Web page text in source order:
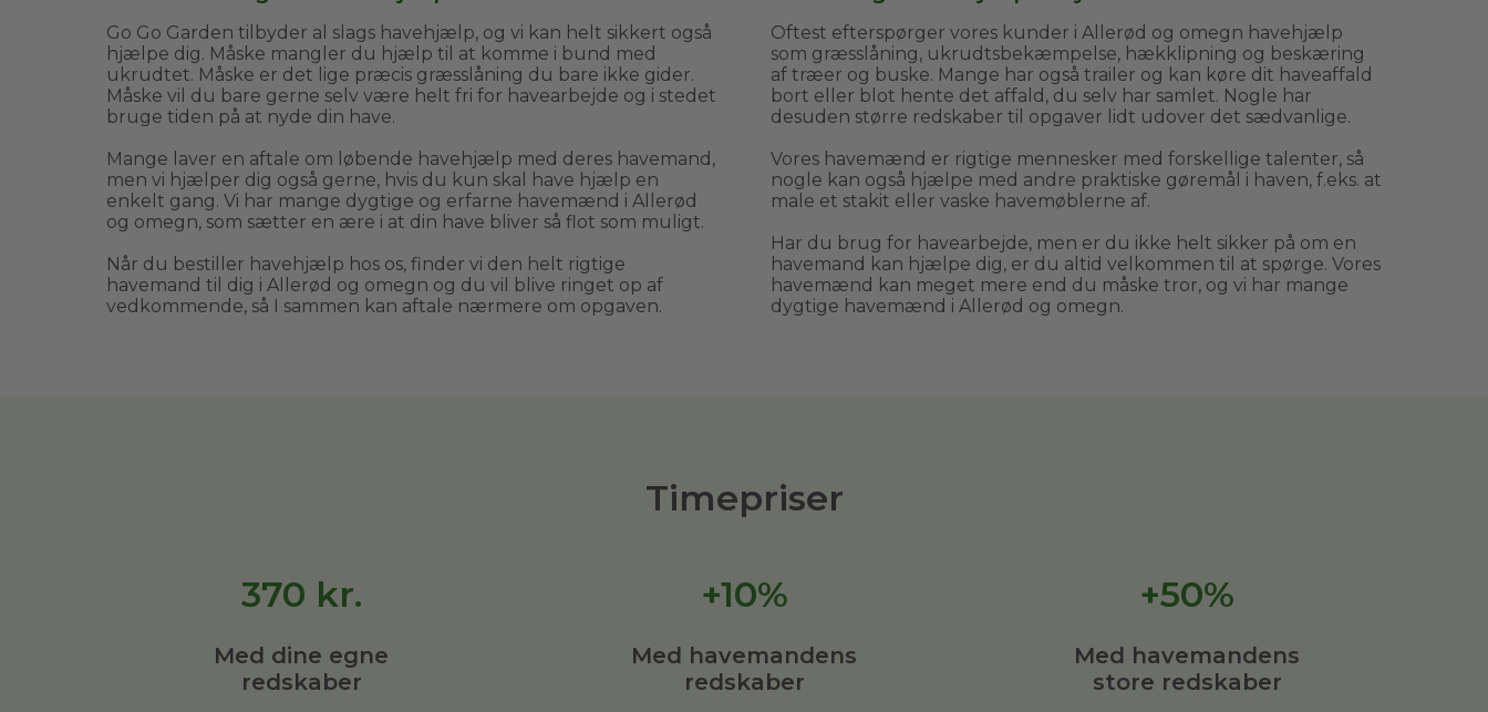
Go Go Garden tilbyder al slags havehjælp, og vi kan helt sikkert også
hjælpe dig. Måske mangler du hjælp til at komme i bund med
ukrudtet. Måske er det lige præcis græsslåning du bare ikke gider.
Måske vil du bare gerne selv være helt fri for havearbejde og i stedet
bruge tiden på at nyde din have.
Mange laver en aftale om løbende havehjælp med deres havemand,
men vi hjælper dig også gerne, hvis du kun skal have hjælp en
enkelt gang. Vi har mange dygtige og erfarne havemænd i Allerød
og omegn, som sætter en ære i at din have bliver så flot som muligt.
Når du bestiller havehjælp hos os, finder vi den helt rigtige
havemand til dig i Allerød og omegn og du vil blive ringet op af
vedkommende, så I sammen kan aftale nærmere om opgaven.
Oftest efterspørger vores kunder i Allerød og omegn havehjælp
som græsslåning, ukrudtsbekæmpelse, hækklipning og beskæring
af træer og buske. Mange har også trailer og kan køre dit haveaffald
bort eller blot hente det affald, du selv har samlet. Nogle har
desuden større redskaber til opgaver lidt udover det sædvanlige.
Vores havemænd er rigtige mennesker med forskellige talenter, så
nogle kan også hjælpe med andre praktiske gøremål i haven, f.eks. at
male et stakit eller vaske havemøblerne af.
Har du brug for havearbejde, men er du ikke helt sikker på om en
havemand kan hjælpe dig, er du altid velkommen til at spørge. Vores
havemænd kan meget mere end du måske tror, og vi har mange
dygtige havemænd i Allerød og omegn.
Timepriser
370 kr.
Med dine egne
redskaber
+10%
Med havemandens
redskaber
+50%
Med havemandens
store redskaber